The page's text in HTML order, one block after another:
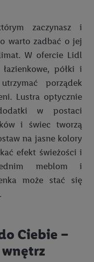
zaczynasz i
warto zadbać o jej
W ofercie Lidl
półki i
porządek
Lustra optycznie
w postaci
i świec tworzą
na jasne kolory
efekt świeżości i
meblom i
może stać się
Ciebie –
zostanie
niego z usług Lidl. W
również
w usługach
abyśmy mogli
Zgodę na
w dowolnym
danych Utiq
z
do celów
poniżej
Więcej informacji
Utiq
że aktywne są
Klikając
partnerami. Dalsze
danych i prawo do
ze skutkiem na